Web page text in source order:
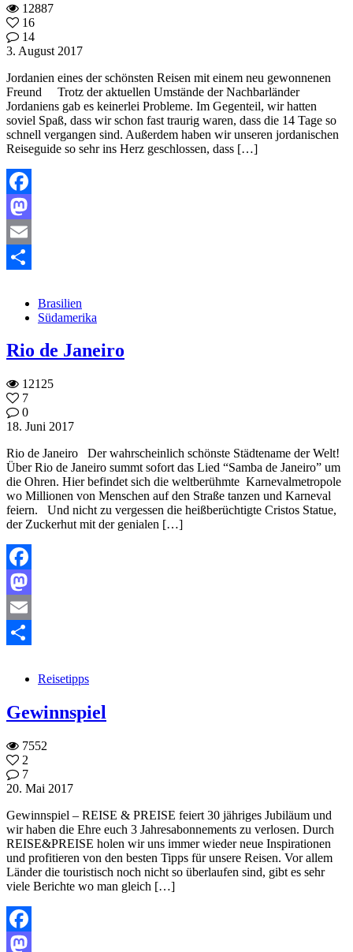
12887
16
14
3. August 2017
Jordanien eines der schönsten Reisen mit einem neu gewonnenen
Freund Trotz der aktuellen Umstände der Nachbarländer
Jordaniens gab es keinerlei Probleme. Im Gegenteil, wir hatten
soviel Spaß, dass wir schon fast traurig waren, dass die 14 Tage so
schnell vergangen sind. Außerdem haben wir unseren jordanischen
Reiseguide so sehr ins Herz geschlossen, dass […]
Facebook
Mastodon
Email
Brasilien
Südamerika
Rio de Janeiro
12125
7
0
18. Juni 2017
Rio de Janeiro Der wahrscheinlich schönste Städtename der Welt!
Über Rio de Janeiro summt sofort das Lied “Samba de Janeiro” um
die Ohren. Hier befindet sich die weltberühmte Karnevalmetropole
wo Millionen von Menschen auf den Straße tanzen und Karneval
feiern. Und nicht zu vergessen die heißberüchtigte Cristos Statue,
der Zuckerhut mit der genialen […]
Facebook
Mastodon
Email
Reisetipps
Gewinnspiel
7552
2
7
20. Mai 2017
Gewinnspiel – REISE & PREISE feiert 30 jähriges Jubiläum und
wir haben die Ehre euch 3 Jahresabonnements zu verlosen. Durch
REISE&PREISE holen wir uns immer wieder neue Inspirationen
und profitieren von den besten Tipps für unsere Reisen. Vor allem
Länder die touristisch noch nicht so überlaufen sind, gibt es sehr
viele Berichte wo man gleich […]
Facebook